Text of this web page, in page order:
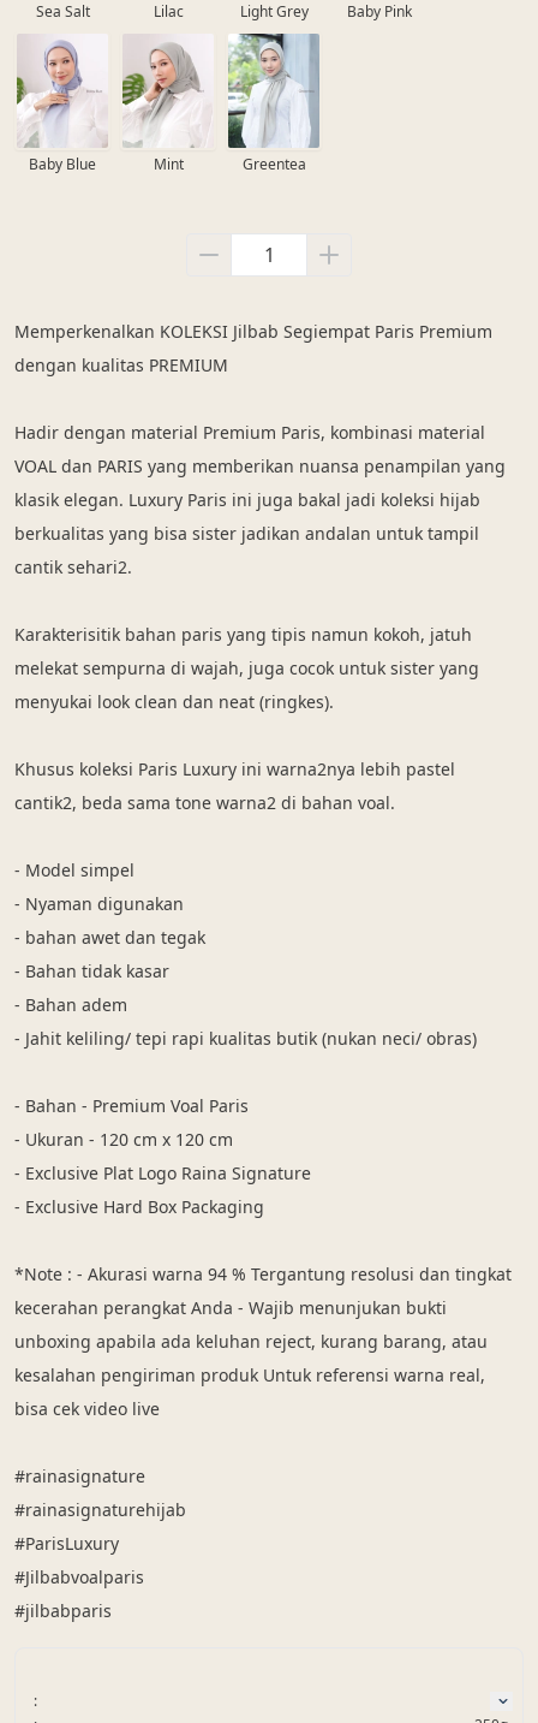
Sea Salt Lilac Light Grey Baby Pink
Baby Blue Mint Greentea
Memperkenalkan KOLEKSI Jilbab Segiempat Paris Premium
dengan kualitas PREMIUM
Hadir dengan material Premium Paris, kombinasi material
VOAL dan PARIS yang memberikan nuansa penampilan yang
klasik elegan. Luxury Paris ini juga bakal jadi koleksi hijab
berkualitas yang bisa sister jadikan andalan untuk tampil
cantik sehari2.
Karakterisitik bahan paris yang tipis namun kokoh, jatuh
melekat sempurna di wajah, juga cocok untuk sister yang
menyukai look clean dan neat (ringkes).
Khusus koleksi Paris Luxury ini warna2nya lebih pastel
cantik2, beda sama tone warna2 di bahan voal.
- Model simpel
- Nyaman digunakan
- bahan awet dan tegak
- Bahan tidak kasar
- Bahan adem
- Jahit keliling/ tepi rapi kualitas butik (nukan neci/ obras)
- Bahan - Premium Voal Paris
- Ukuran - 120 cm x 120 cm
- Exclusive Plat Logo Raina Signature
- Exclusive Hard Box Packaging
*Note : - Akurasi warna 94 % Tergantung resolusi dan tingkat
kecerahan perangkat Anda - Wajib menunjukan bukti
unboxing apabila ada keluhan reject, kurang barang, atau
kesalahan pengiriman produk Untuk referensi warna real,
bisa cek video live
#rainasignature
#rainasignaturehijab
#ParisLuxury
#Jilbabvoalparis
#jilbabparis
: